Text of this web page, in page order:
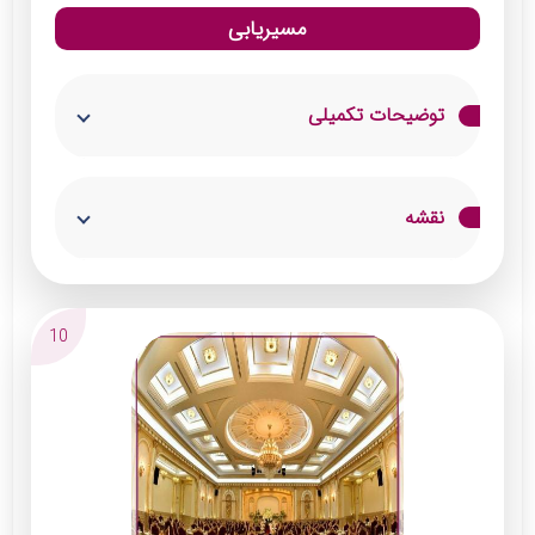
مسیریابی
توضیحات تکمیلی
پارکینگ اختصاصی با گنجایش 300 خودرو از
منحصربه‌فرد این تالار برگرفته از متد روز دنیا بوده
و نورپردازی ویژه از خصوصیات بارز تالار مینورام به
شمار می‌رود. کارکنان این تشریفات با یونیفرم‌های
مخصوص و در محیطی کاملاً بهداشتی مشغول به
کار هستند.
نقشه
10